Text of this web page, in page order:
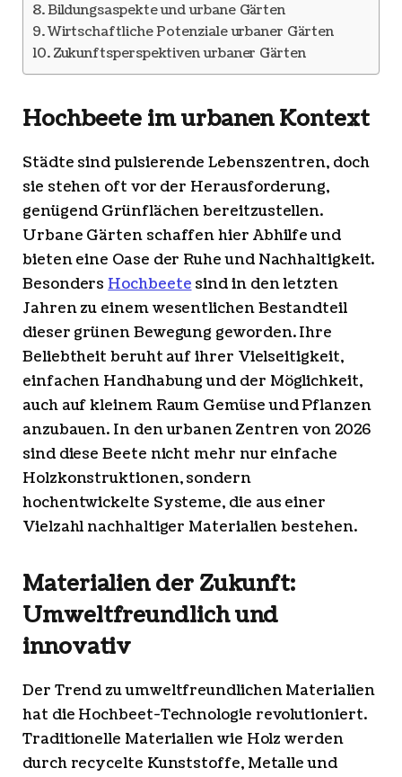
Bildungsaspekte und urbane Gärten
Wirtschaftliche Potenziale urbaner Gärten
Zukunftsperspektiven urbaner Gärten
Hochbeete im urbanen Kontext
Städte sind pulsierende Lebenszentren, doch
sie stehen oft vor der Herausforderung,
genügend Grünflächen bereitzustellen.
Urbane Gärten schaffen hier Abhilfe und
bieten eine Oase der Ruhe und Nachhaltigkeit.
Besonders Hochbeete sind in den letzten
Jahren zu einem wesentlichen Bestandteil
dieser grünen Bewegung geworden. Ihre
Beliebtheit beruht auf ihrer Vielseitigkeit,
einfachen Handhabung und der Möglichkeit,
auch auf kleinem Raum Gemüse und Pflanzen
anzubauen. In den urbanen Zentren von 2026
sind diese Beete nicht mehr nur einfache
Holzkonstruktionen, sondern
hochentwickelte Systeme, die aus einer
Vielzahl nachhaltiger Materialien bestehen.
Materialien der Zukunft:
Umweltfreundlich und
innovativ
Der Trend zu umweltfreundlichen Materialien
hat die Hochbeet-Technologie revolutioniert.
Traditionelle Materialien wie Holz werden
durch recycelte Kunststoffe, Metalle und